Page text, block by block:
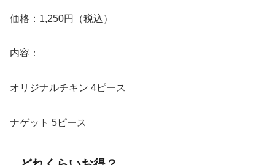
価格：1,250円（税込）
内容：
オリジナルチキン 4ピース
ナゲット 5ピース